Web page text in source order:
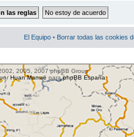
El Equipo • Borrar todas las cookies
2005, 2007 phpBB Group
Huan Manwë paraphpBB España